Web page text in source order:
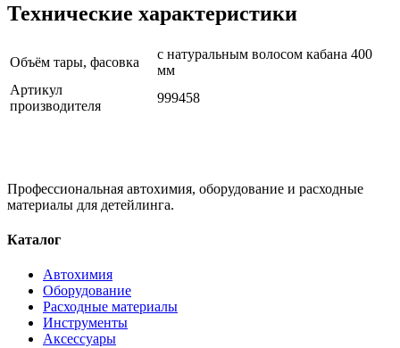
Технические характеристики
Объём тары, фасовка
с натуральным волосом кабана 400
мм
Артикул
производителя
999458
Профессиональная автохимия, оборудование и расходные
материалы для детейлинга.
Каталог
Автохимия
Оборудование
Расходные материалы
Инструменты
Аксессуары